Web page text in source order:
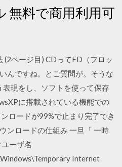
無料で商用利用可
(2ページ目) CDってFD（フロッ
んですね。とご質問が。そうな
現をし、ソフトを使って保存
に搭載されている機能での
ロードが99%で止まり完了でき
ンロードの仕組み 一旦「 一時
ーザ名
Internet